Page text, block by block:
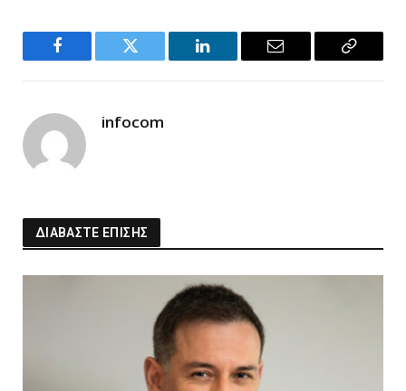
Facebook Twitter LinkedIn Email
Copy
infocom
ΔΙΑΒΑΣΤΕ ΕΠΙΣΗΣ